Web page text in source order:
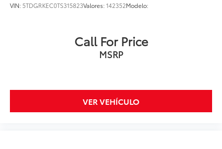
VIN: 5TDGRKEC0TS315823Valores:142352Modelo:
Call For Price
MSRP
VER VEHÍCULO